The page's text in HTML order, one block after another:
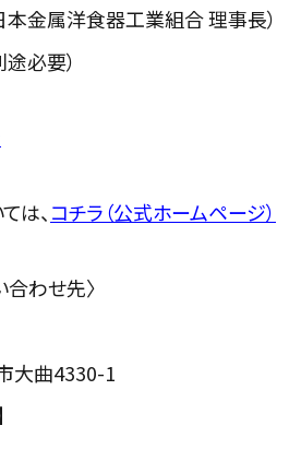
本金属洋食器工業組合 理事長）
必要）
は、 コチラ（公式ホームページ）
わせ先〉
大曲4330-1